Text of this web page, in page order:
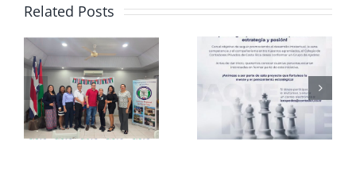
Related Posts
Club de
Ajedrez
CCPCR
Informa